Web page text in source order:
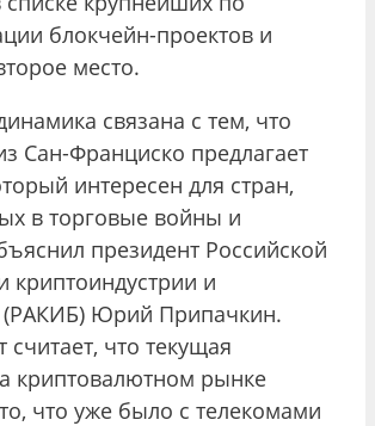
блокчейн-проектов и
место.
связана с тем, что
Сан-Франциско предлагает
интересен для стран,
в торговые войны и
президент Российской
криптоиндустрии и
(РАКИБ) Юрий Припачкин.
считает, что текущая
криптовалютном рынке
что уже было с телекомами